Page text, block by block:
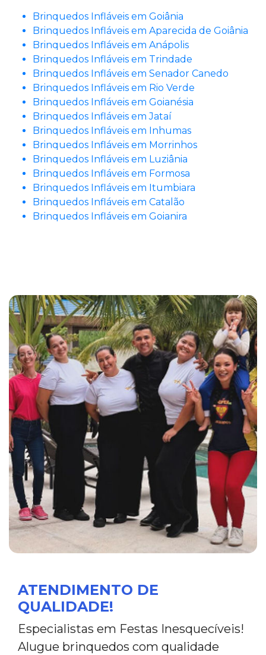
Brinquedos Infláveis em Goiânia
Brinquedos Infláveis em Aparecida de Goiânia
Brinquedos Infláveis em Anápolis
Brinquedos Infláveis em Trindade
Brinquedos Infláveis em Senador Canedo
Brinquedos Infláveis em Rio Verde
Brinquedos Infláveis em Goianésia
Brinquedos Infláveis em Jataí
Brinquedos Infláveis em Inhumas
Brinquedos Infláveis em Morrinhos
Brinquedos Infláveis em Luziânia
Brinquedos Infláveis em Formosa
Brinquedos Infláveis em Itumbiara
Brinquedos Infláveis em Catalão
Brinquedos Infláveis em Goianira
ATENDIMENTO DE
QUALIDADE!
Especialistas em Festas Inesquecíveis!
Alugue brinquedos com qualidade